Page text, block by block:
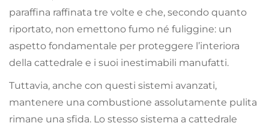
paraffina raffinata tre volte e che, secondo quanto
riportato, non emettono fumo né fuliggine: un
aspetto fondamentale per proteggere l’interiora
della cattedrale e i suoi inestimabili manufatti.
Tuttavia, anche con questi sistemi avanzati,
mantenere una combustione assolutamente pulita
rimane una sfida. Lo stesso sistema a cattedrale